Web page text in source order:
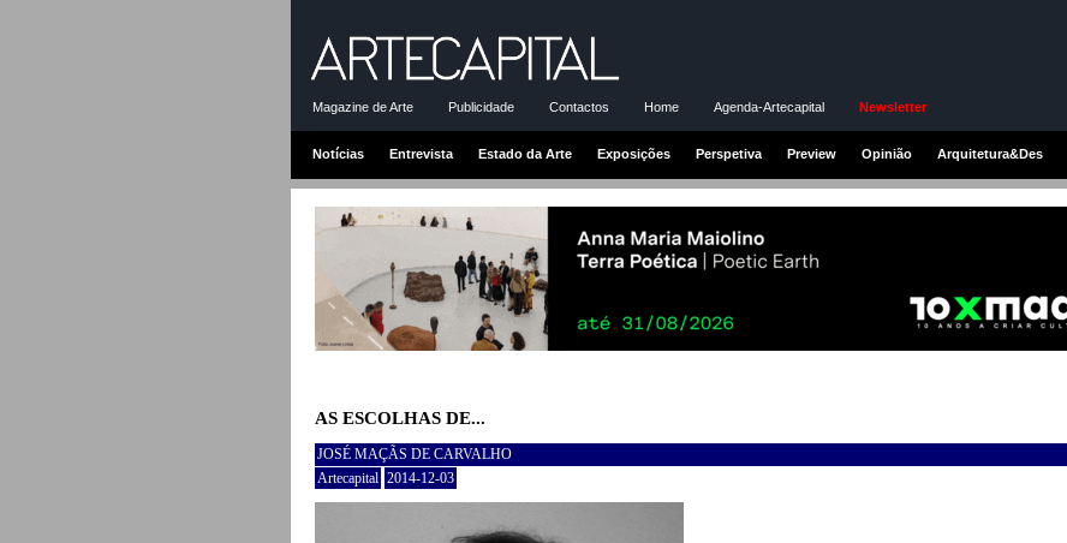
Magazine de Arte Publicidade Contactos Home Agenda-Artecapital Newsletter
Notícias Entrevista Estado da Arte Exposições Perspetiva Preview Opinião Arquitetura&Des
AS ESCOLHAS DE...
JOSÉ MAÇÃS DE CARVALHO
Artecapital 2014-12-03